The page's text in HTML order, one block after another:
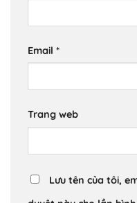
Email *
Trang web
Lưu tên của tôi,